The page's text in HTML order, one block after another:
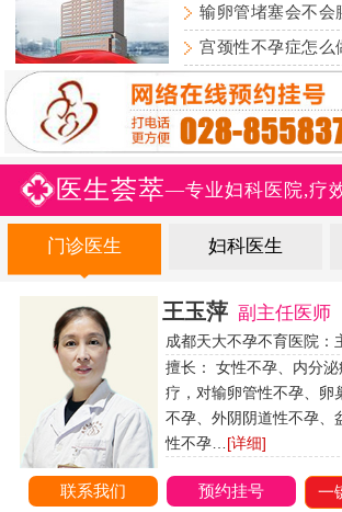
输卵管堵塞会不会
宫颈性不孕症怎么
医生荟萃—专业妇科医院,疗
门诊医生 妇科医生
王玉萍 副主任医师
成都天大不孕不育医院：
擅长： 女性不孕、内分
疗，对输卵管性不孕、卵
不孕、外阴阴道性不孕、
性不孕… [详细]
联系我们 预约挂号 一